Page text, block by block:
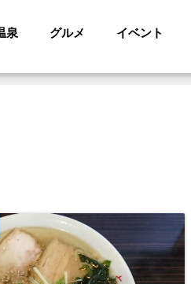
泉 グルメ イベント